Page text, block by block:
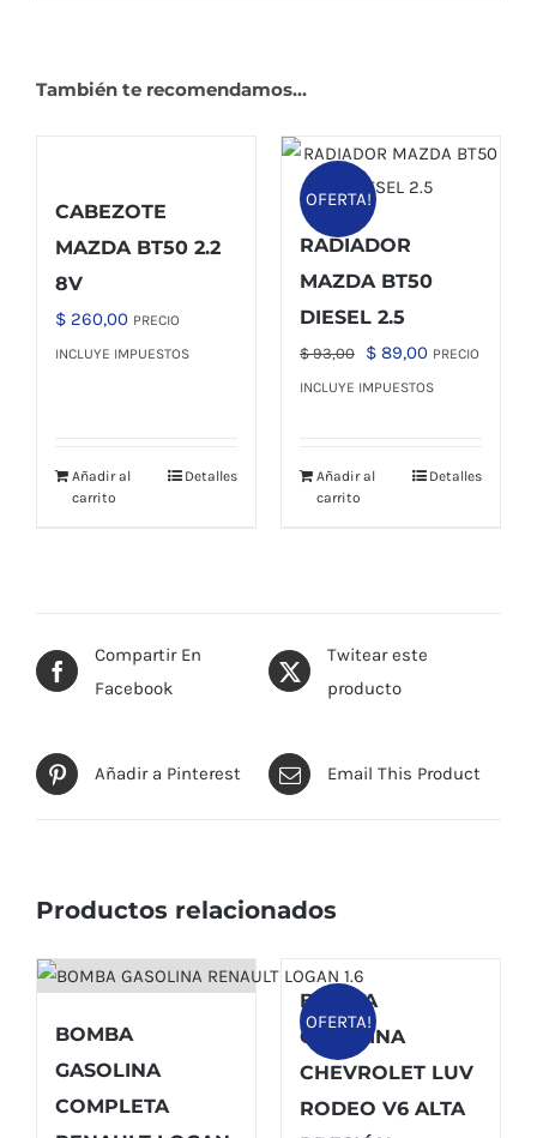
También te recomendamos…
CABEZOTE
MAZDA BT50 2.2
8V
$ 260,00 PRECIO
INCLUYE IMPUESTOS
Añadir al
carrito
Detalles
OFERTA!
RADIADOR
MAZDA BT50
DIESEL 2.5
$93,00
El
precio
$ 93,00.
$ 89,00El
precio
$ 89,00.
PRECIO
INCLUYE IMPUESTOS
Añadir al
carrito
Detalles
Compartir En
Facebook
Twitear este
producto
Añadir a Pinterest Email This Product
Productos relacionados
BOMBA
GASOLINA
COMPLETA
OFERTA!
BOMBA
GASOLINA
CHEVROLET LUV
RODEO V6 ALTA